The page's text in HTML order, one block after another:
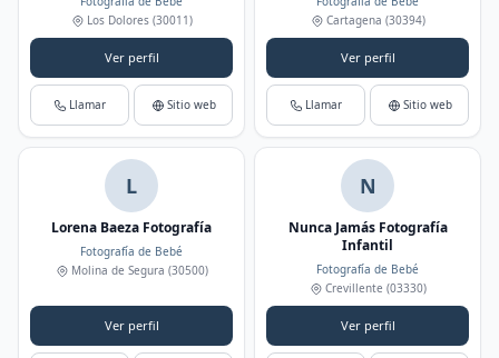
Los Dolores(30011)
Ver perfil
Llamar Sitio web
Cartagena (30394)
Ver perfil
Llamar Sitio web
L
Lorena Baeza Fotografía
Fotografía de Bebé
Molina de Segura (30500)
Ver perfil
N
Nunca Jamás Fotografía
Infantil
Fotografía de Bebé
Crevillente (03330)
Ver perfil